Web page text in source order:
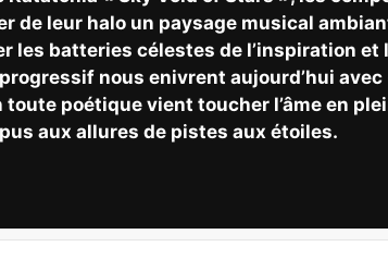
de leur halo un paysage musical
les batteries célestes de l’inspiration
nous enivrent aujourd’hui avec
poétique vient toucher l’âme en
aux allures de pistes aux étoiles.